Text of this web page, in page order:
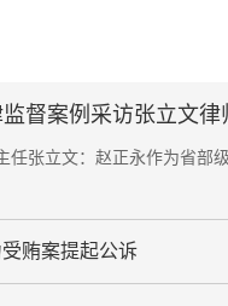
督案例采访张立文律
任张立文：赵正永作为省部
贿案提起公诉